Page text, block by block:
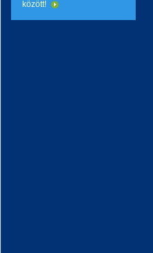
között!